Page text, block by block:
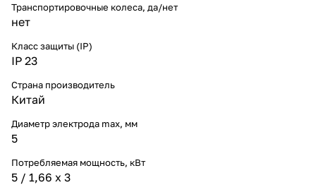
Транспортировочные колеса, да/нет
нет
Класс защиты (IP)
IP 23
Страна производитель
Китай
Диаметр электрода max, мм
5
Потребляемая мощность, кВт
5 / 1,66 x 3